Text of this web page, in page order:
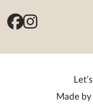
Made by